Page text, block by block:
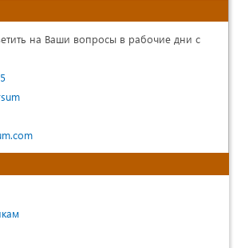
на Ваши вопросы в рабочие дни с